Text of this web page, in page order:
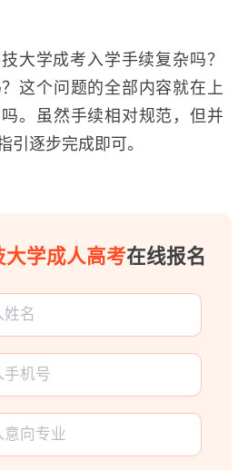
学成考入学手续复杂吗？
这个问题的全部内容就在上
。虽然手续相对规范，但并
引逐步完成即可。
大学成人高考在线报名